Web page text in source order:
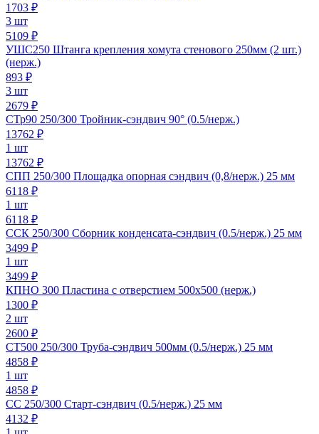
1703 ₽
3 шт
5109 ₽
УШС250 Штанга крепления хомута стенового 250мм (2 шт.)
(нерж.)
893 ₽
3 шт
2679 ₽
СТр90 250/300 Тройник-сэндвич 90° (0.5/нерж.)
13762 ₽
1 шт
13762 ₽
СПП 250/300 Площадка опорная сэндвич (0,8/нерж.) 25 мм
6118 ₽
1 шт
6118 ₽
ССК 250/300 Сборник конденсата-сэндвич (0.5/нерж.) 25 мм
3499 ₽
1 шт
3499 ₽
КПНО 300 Пластина с отверстием 500х500 (нерж.)
1300 ₽
2 шт
2600 ₽
СТ500 250/300 Труба-сэндвич 500мм (0.5/нерж.) 25 мм
4858 ₽
1 шт
4858 ₽
СС 250/300 Старт-сэндвич (0.5/нерж.) 25 мм
4132 ₽